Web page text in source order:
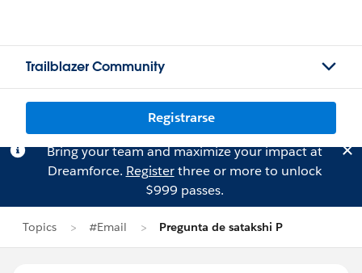
Trailblazer Community
Registrarse
Bring your team and maximize your impact at
Dreamforce. Registerthree or more to unlock
$999 passes.
Topics #Email Pregunta de satakshi P